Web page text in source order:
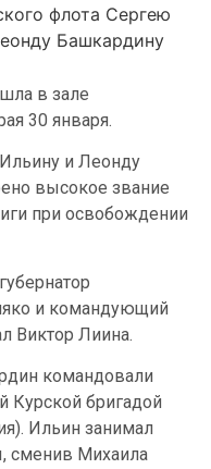
флота Сергею
Башкардину
в зале
30 января.
и Леонду
высокое звание
при освобождении
и командующий
Виктор Лиина.
командовали
Курской бригадой
Ильин занимал
сменив Михаила